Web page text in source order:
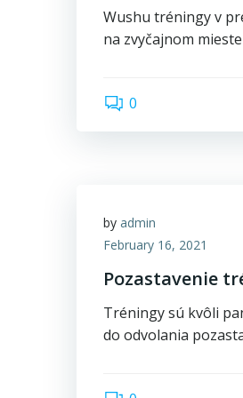
Wushu tréningy v
na zvyčajnom
0
by admin
February 16, 2021
Pozastavenie
Tréningy sú kvôli
do odvolania